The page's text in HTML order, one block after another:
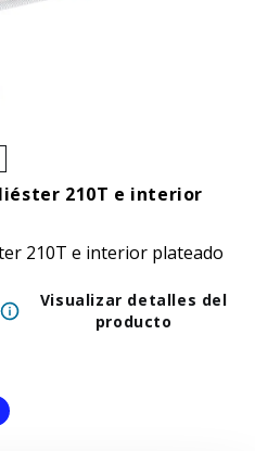
210T e interior
210T e interior plateado
Visualizar detalles del
producto